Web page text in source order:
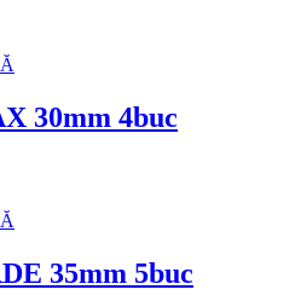
30mm 4buc
35mm 5buc